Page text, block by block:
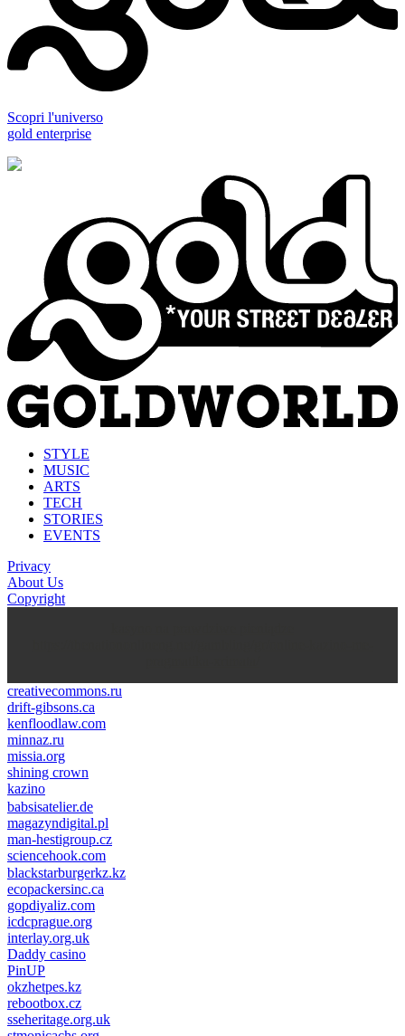
Scopri l'universo
gold enterprise
STYLE
MUSIC
ARTS
TECH
STORIES
EVENTS
Privacy
About Us
Copyright
creativecommons.ru
drift-gibsons.ca
kenfloodlaw.com
minnaz.ru
missia.org
shining crown
kazino
casino lemon
pinco giriş
babsisatelier.de
magazyndigital.pl
man-hestigroup.cz
sciencehook.com
олимп казино
blackstarburgerkz.kz
ecopackersinc.ca
gopdiyaliz.com
icdcprague.org
interlay.org.uk
Daddy casino
PinUP
okzhetpes.kz
rebootbox.cz
sseheritage.org.uk